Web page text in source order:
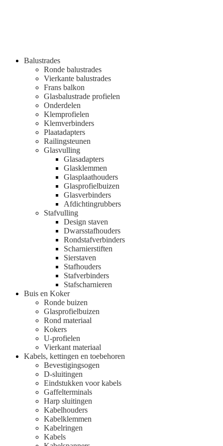
Balustrades
Ronde balustrades
Vierkante balustrades
Frans balkon
Glasbalustrade profielen
Onderdelen
Klemprofielen
Klemverbinders
Plaatadapters
Railingsteunen
Glasvulling
Glasadapters
Glasklemmen
Glasplaathouders
Glasprofielbuizen
Glasverbinders
Afdichtingrubbers
Stafvulling
Design staven
Dwarsstafhouders
Rondstafverbinders
Scharnierstiften
Sierstaven
Stafhouders
Stafverbinders
Stafscharnieren
Buis en Koker
Ronde buizen
Glasprofielbuizen
Rond materiaal
Kokers
U-profielen
Vierkant materiaal
Kabels, kettingen en toebehoren
Bevestigingsogen
D-sluitingen
Eindstukken voor kabels
Gaffelterminals
Harp sluitingen
Kabelhouders
Kabelklemmen
Kabelringen
Kabels